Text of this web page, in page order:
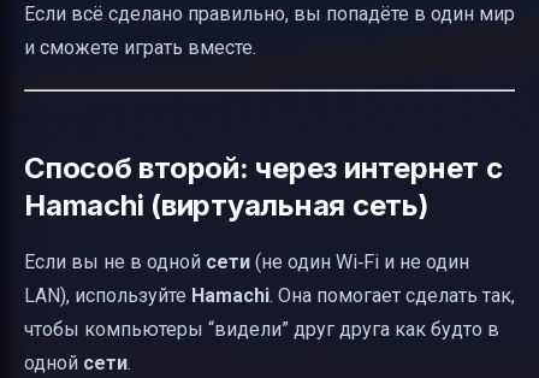
Если всё сделано правильно, вы попадёте в один мир
и сможете играть вместе.
Способ второй: через интернет с
Hamachi (виртуальная сеть)
Если вы не в одной сети (не один Wi‑Fi и не один
LAN), используйте Hamachi. Она помогает сделать так,
чтобы компьютеры “видели” друг друга как будто в
одной сети.